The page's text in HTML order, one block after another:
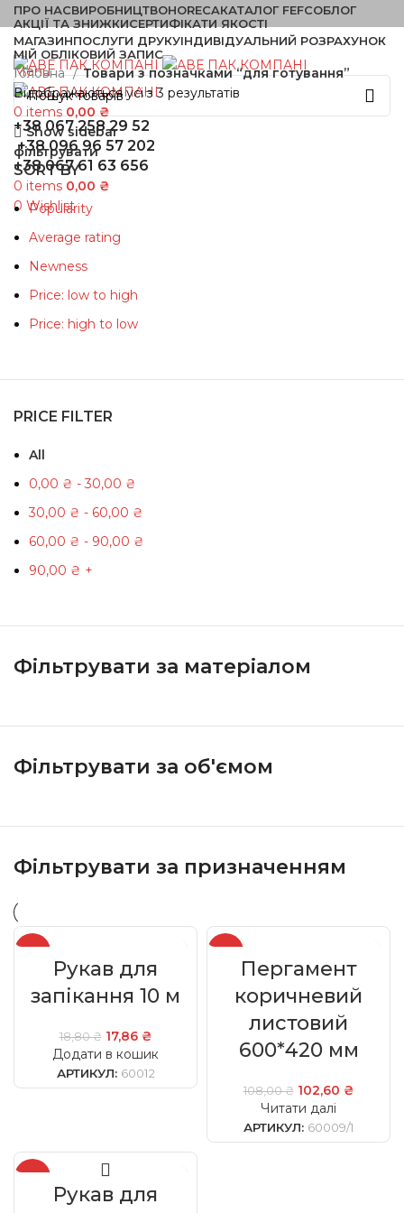
ПРО НАСВИРОБНИЦТВОHORECAКАТАЛОГ FEFCOБЛОГ
АКЦІЇ ТА ЗНИЖКИСЕРТИФІКАТИ ЯКОСТІ
МАГАЗИНПОСЛУГИ ДРУКУІНДИВІДУАЛЬНИЙ РОЗРАХУНОК
МІЙ ОБЛІКОВИЙ ЗАПИС
Menu
0items 0,00₴
+38 067 258 29 52
+38 096 96 57 202
+38 067 61 63 656
0 items 0,00 ₴
0 Wishlist
Головна
Товари з позначками “для готування”
Відображаються усі з 3 результатів
Show sidebar
фільтрувати
SORT BY
Popularity
Average rating
Newness
Price: low to high
Price: high to low
PRICE FILTER
All
0,00 ₴ - 30,00 ₴
30,00 ₴ - 60,00 ₴
60,00 ₴ - 90,00 ₴
90,00 ₴ +
Фільтрувати за матеріалом
Фільтрувати за об'ємом
Фільтрувати за призначенням
-5%
Рукав для
запікання 10 м
18,80₴ 17,86 ₴
Додати в кошик
АРТИКУЛ: 60012
-5%
OUT
Пергамент
коричневий
листовий
600*420 мм
108,00₴ 102,60 ₴
Читати далі
АРТИКУЛ: 60009/1
-5%
Рукав для